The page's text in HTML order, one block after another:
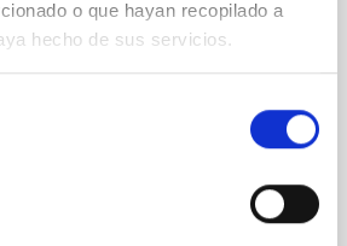
o que hayan recopilado a
hecho de sus servicios.
muestra que si los halos de
expanden lentamente hasta
densidad constante, las estrellas
como las observadas. Este
los halos se expanden surge en
de utilizar la distribución de